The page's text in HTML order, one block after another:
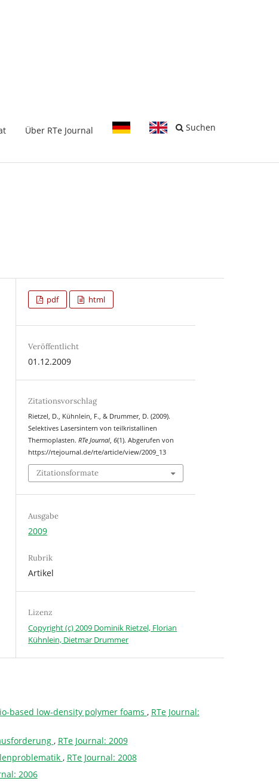
Über RTe Journal Suchen
pdf html
Veröffentlicht
01.12.2009
Zitationsvorschlag
Rietzel, D., Kühnlein, F., & Drummer, D. (2009).
Selektives Lasersintern von teilkristallinen
Thermoplasten.RTe Journal,6(1). Abgerufen von
https://rtejournal.de/rte/article/view/2009_13
Zitationsformate
Ausgabe
2009
Rubrik
Artikel
Lizenz
Copyright (c) 2009 Dominik Rietzel, Florian
Kühnlein, Dietmar Drummer
based low-density polymer foams , RTe Journal:
, RTe Journal: 2009
, RTe Journal: 2008
2006